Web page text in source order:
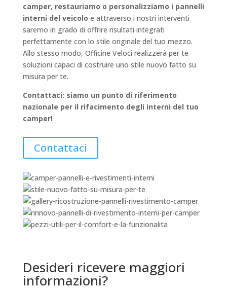
camper, restauriamo o personalizziamo i pannelli
interni del veicolo e attraverso i nostri interventi
saremo in grado di offrire risultati integrati
perfettamente con lo stile originale del tuo mezzo.
Allo stesso modo, Officine Veloci realizzerà per te
soluzioni capaci di costruire uno stile nuovo fatto su
misura per te.
Contattaci: siamo un punto di riferimento
nazionale per il rifacimento degli interni del tuo
camper!
Contattaci
Desideri ricevere maggiori
informazioni?